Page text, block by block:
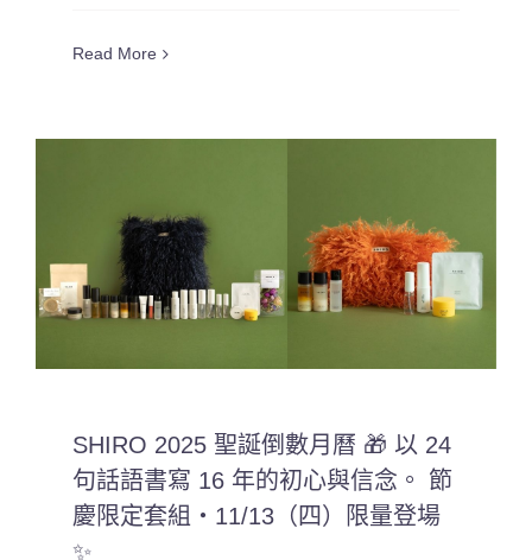
Read More
SHIRO 2025 聖誕倒數月曆 🎁 以 24
句話語書寫 16 年的初心與信念。 節
慶限定套組・11/13（四）限量登場
✨